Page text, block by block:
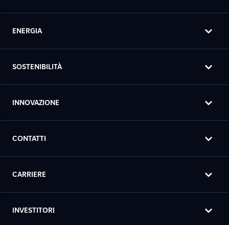
ENERGIA
SOSTENIBILITÀ
INNOVAZIONE
CONTATTI
CARRIERE
INVESTITORI